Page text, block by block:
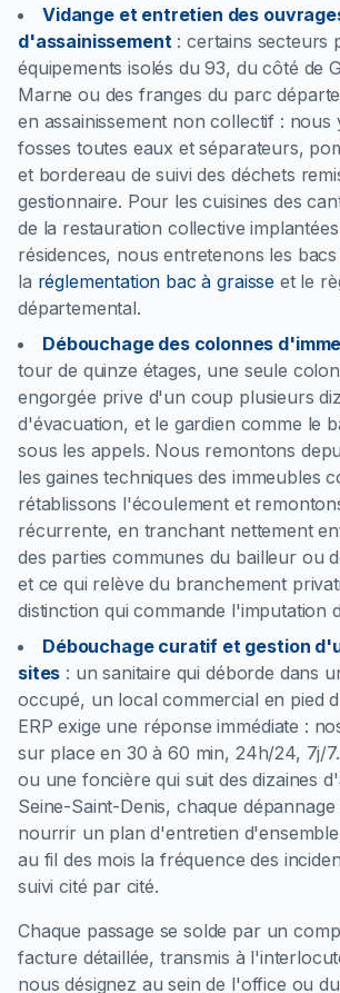
Vidange et entretien des
d'assainissement: certains secteurs
équipements isolés du 93, du côté de
Marne ou des franges du parc
en assainissement non collectif : nous
fosses toutes eaux et séparateurs,
et bordereau de suivi des déchets
gestionnaire. Pour les cuisines des
de la restauration collective
résidences, nous entretenons les
la réglementation bac à graisse et le
départemental.
Débouchage des colonnes
tour de quinze étages, une seule
engorgée prive d'un coup plusieurs
d'évacuation, et le gardien comme le
sous les appels. Nous remontons
les gaines techniques des immeubles
rétablissons l'écoulement et
récurrente, en tranchant nettement
des parties communes du bailleur ou
et ce qui relève du branchement
distinction qui commande l'imputation
Débouchage curatif et gestion
sites : un sanitaire qui déborde dans
occupé, un local commercial en pied
ERP exige une réponse immédiate :
sur place en 30 à 60 min, 24h/24, 7j/
ou une foncière qui suit des dizaines
Seine-Saint-Denis, chaque
nourrir un plan d'entretien
au fil des mois la fréquence des
suivi cité par cité.
Chaque passage se solde par un
facture détaillée, transmis à
nous désignez au sein de l'office ou